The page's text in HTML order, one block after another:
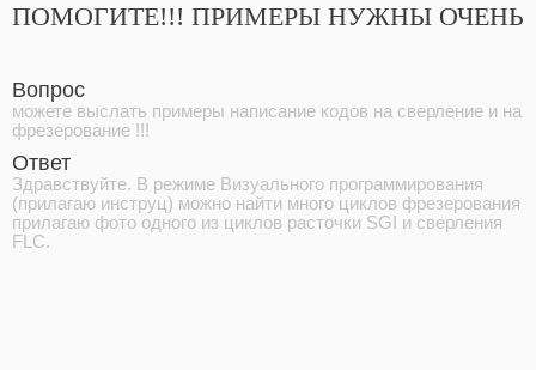
ПОМОГИТЕ!!! ПРИМЕРЫ НУЖНЫ ОЧЕНЬ
Вопрос
можете выслать примеры написание кодов на сверление и на
фрезерование !!!
Ответ
Здравствуйте. В режиме Визуального программирования
(прилагаю инструц) можно найти много циклов фрезерования
прилагаю фото одного из циклов расточки SGI и сверления
FLC.